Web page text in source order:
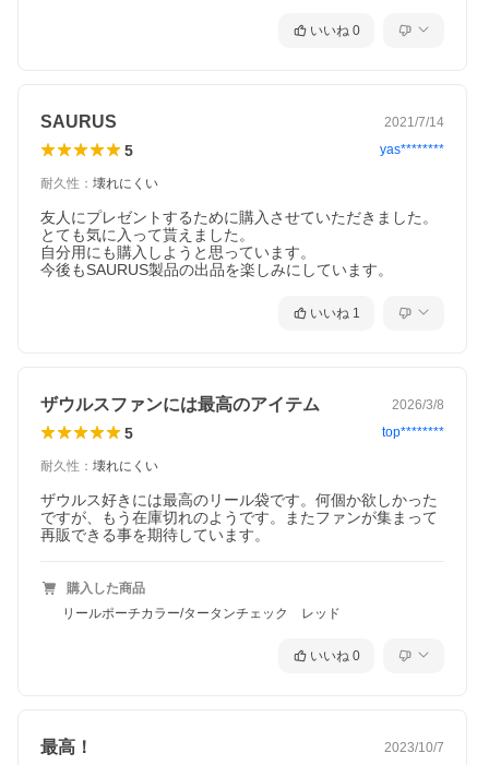
いいね 0
SAURUS 2021/7/14
5 yas********
耐久性 ： 壊れにくい
友人にプレゼントするために購入させていただきました。
とても気に入って貰えました。
自分用にも購入しようと思っています。
今後もSAURUS製品の出品を楽しみにしています。
いいね 1
ザウルスファンには最高のアイテム 2026/3/8
5 top********
耐久性 ： 壊れにくい
ザウルス好きには最高のリール袋です。何個か欲しかった
ですが、もう在庫切れのようです。またファンが集まって
再販できる事を期待しています。
購入した商品
リールポーチカラー/タータンチェック レッド
いいね 0
最高！ 2023/10/7